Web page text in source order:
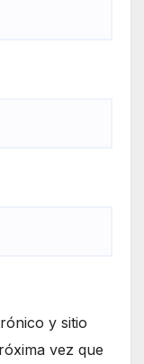
y sitio
vez que